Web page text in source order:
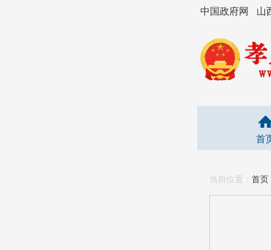
中国政府网 山
首
当前位置： 首页